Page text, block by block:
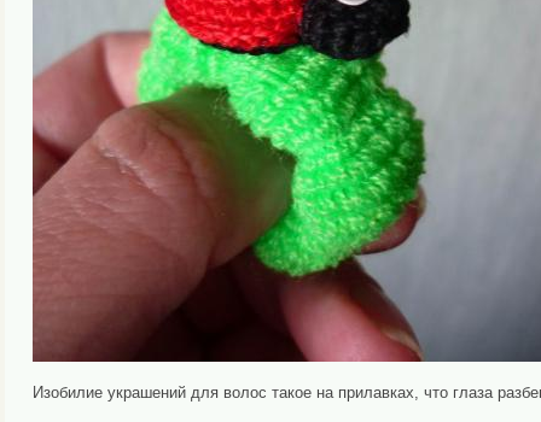
Изобилие украшений для волос такое на прилавках, что глаза